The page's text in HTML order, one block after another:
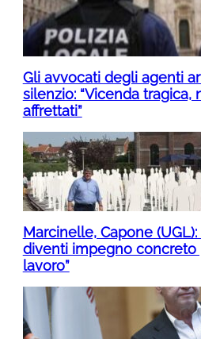
Gli avvocati degli agenti
silenzio: “Vicenda tragica,
affrettati”
Marcinelle, Capone
diventi impegno concreto
lavoro”